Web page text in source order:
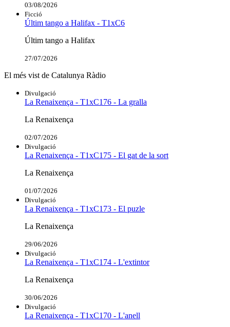
03/08/2026
Ficció
Últim tango a Halifax - T1xC6
Últim tango a Halifax
27/07/2026
El més vist de Catalunya Ràdio
Divulgació
La Renaixença - T1xC176 - La gralla
La Renaixença
02/07/2026
Divulgació
La Renaixença - T1xC175 - El gat de la sort
La Renaixença
01/07/2026
Divulgació
La Renaixença - T1xC173 - El puzle
La Renaixença
29/06/2026
Divulgació
La Renaixença - T1xC174 - L'extintor
La Renaixença
30/06/2026
Divulgació
La Renaixença - T1xC170 - L'anell